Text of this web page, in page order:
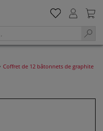
Coffret de 12 bâtonnets de graphite